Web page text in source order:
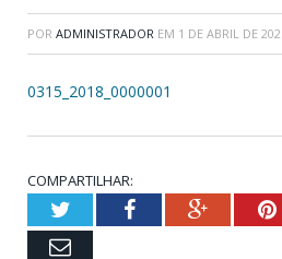
POR ADMINISTRADOR EM 1 DE ABRIL DE
0315_2018_0000001
COMPARTILHAR:
TwitterFacebookGoogle+
Email